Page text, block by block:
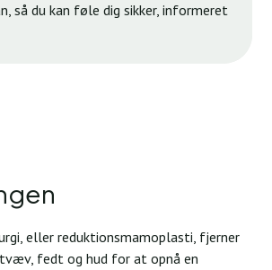
så du kan føle dig sikker, informeret
eller reduktionsmamoplasti, fjerner
fedt og hud for at opnå en